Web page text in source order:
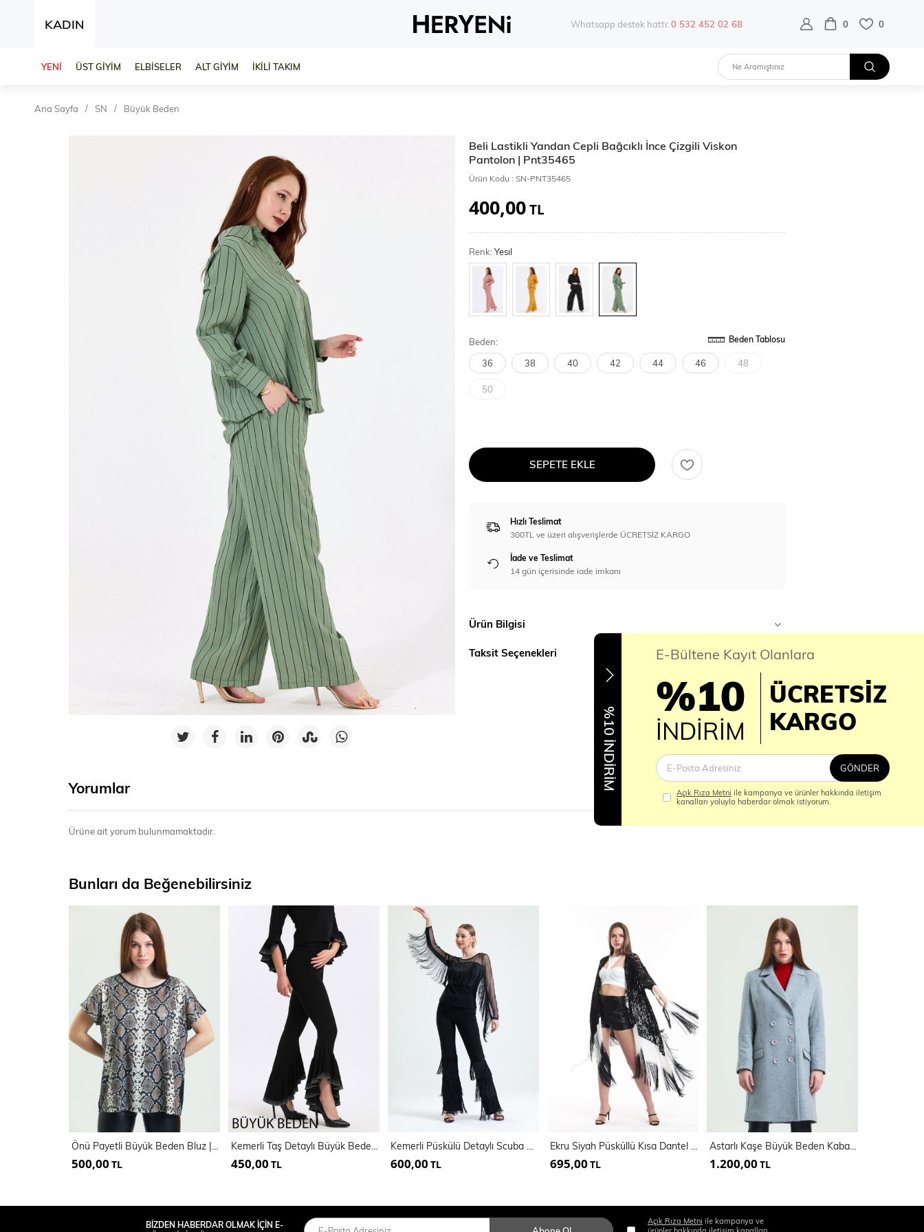
KADIN Whatsapp destek hattı:0 532 452 02 68 0 0
YENİ ÜST GİYİM ELBİSELER ALT GİYİM İKİLİ TAKIM
Ana Sayfa SN Büyük Beden
Beli Lastikli Yandan Cepli Bağcıklı İnce Çizgili Viskon
Pantolon | Pnt35465
Ürün Kodu : SN-PNT35465
400,00TL
Renk:Yesıl
Beden: Beden Tablosu
36 38 40 42 44 46 48
50
SEPETE EKLE
Hızlı Teslimat
300TL ve üzeri alışverişlerde ÜCRETSİZ KARGO
İade ve Teslimat
14 gün içerisinde iade imkanı
Ürün Bilgisi
Taksit Seçenekleri
Yorumlar
Ürüne ait yorum bulunmamaktadır.
Bunları da Beğenebilirsiniz
Önü Payetli Büyük Beden Bluz | Blz34612
500,00 TL
Kemerli Taş Detaylı Büyük Beden Pantolon | Pnt34810
450,00 TL
Kemerli Püskülü Detaylı Scuba Krep Pantolon | Pnt34791
600,00 TL
Ekru Siyah Püsküllü Kısa Dantel Kimono | Kmno 34270
695,00 TL
Astarlı Kaşe Büyük Beden Kaban | KBN34746
1.200,00 TL
%10 İNDİRİM
E-Bültene Kayıt Olanlara
%10
İNDİRİM
ÜCRETSİZ
KARGO
GÖNDER
Açık Rıza Metni ile kampanya ve ürünler hakkında iletişim
kanalları yoluyla haberdar olmak istiyorum.
BİZDEN HABERDAR OLMAK İÇİN E-
Açık Rıza Metni ile kampanya ve